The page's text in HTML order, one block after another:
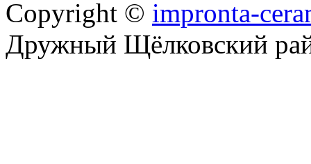
Copyright © impronta-
Дружный Щёлковский